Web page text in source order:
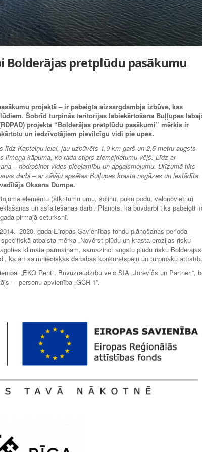
Bolderājas pretplūdu pasākumu
projektā – ir pabeigta aizsargdambja izbūve, kas
Šobrīd turpinās teritorijas labiekārtošana Buļļupes
projekta “Bolderājas pretplūdu pasākumi” mērķis ir
un iedzīvotājiem pievilcīgu vidi pie upes.
Kapteiņu ielai, jau uzbūvēts 1,9 km garš un 2,5 metru augsts
līmeņa kāpuma, ko rada stiprs ziemeļrietumu vējš. Līdz ar
– nodrošinot vides pieejamību un apgaismojumu. Drīzumā tiks
darbi – ar zālāju apsētas Buļļupes krasta nogāzes un iestādīta
Oksana Dumpe.
elementu (atkritumu urnu, soliņu, puķu podu, velonovietņu)
un asfaltēšanas darbi. Plānots, ka būvdarbi tiks pabeigti
pirmajā ceturksnī.
gada Eiropas Savienības fondu plānošanas perioda
atbalsta mērķa „Novērst plūdu un krasta erozijas risku
klimata pārmaiņām, samazinot augstu plūdu risku Bolderājas
kā arī saimnieciskās darbības konkurētspēju un turpmāku
„EKO Rent”. Būvuzraudzību veic SIA „Jurēvičs un Partneri”,
– personu apvienība „GCR 1”.